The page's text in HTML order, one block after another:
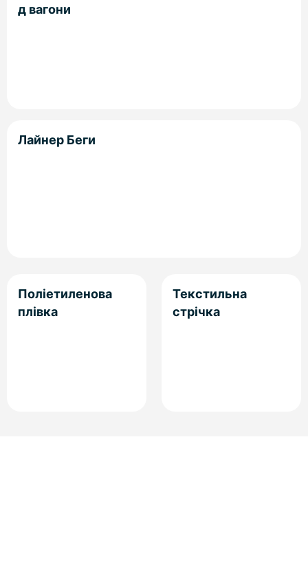
д вагони
Лайнер Беги
Поліетиленова
плівка
Текстильна
стрічка